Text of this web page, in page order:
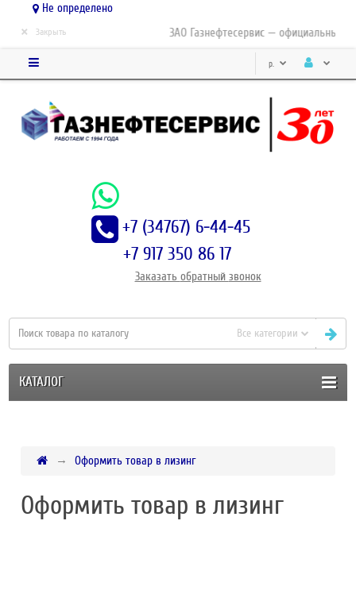
Не определено
ЗАО Газнефтесервис — официальный
× Закрыть
р.
+7 (34767) 6-44-45
+7 917 350 86 17
Заказать обратный звонок
Все категории
КАТАЛОГ
Оформить товар в лизинг
Оформить товар в лизинг